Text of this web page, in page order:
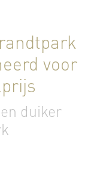
voor
duiker